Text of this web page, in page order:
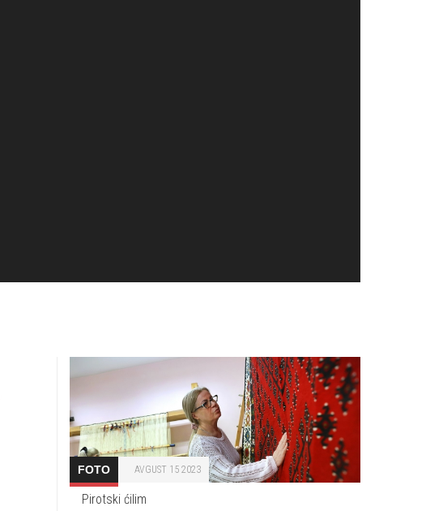
FOTO AVGUST 15 2023
Pirotski ćilim